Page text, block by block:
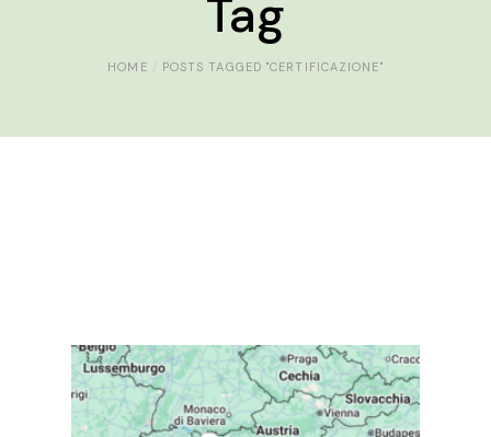
Tag
HOME POSTS TAGGED "CERTIFICAZIONE"